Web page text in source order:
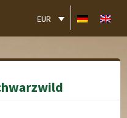
EUR